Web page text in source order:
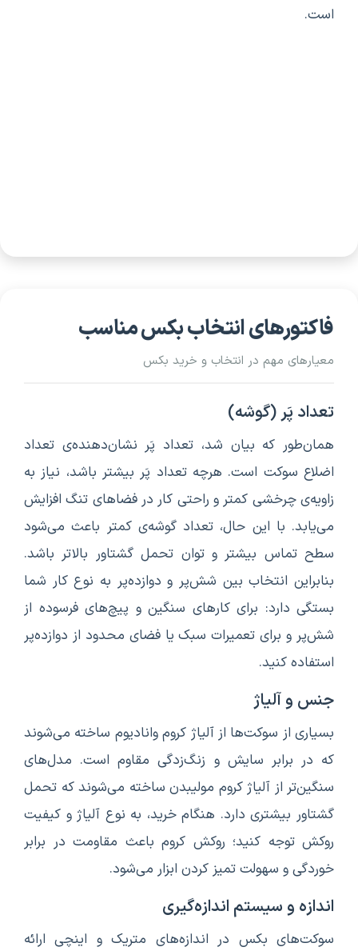
است.
فاکتورهای انتخاب بکس مناسب
معیارهای مهم در انتخاب و خرید بکس
تعداد پَر (گوشه)
همان‌طور که بیان شد، تعداد پَر نشان‌دهنده‌ی تعداد
اضلاع سوکت است. هرچه تعداد پَر بیشتر باشد، نیاز به
زاویه‌ی چرخشی کمتر و راحتی کار در فضاهای تنگ افزایش
می‌یابد. با این حال، تعداد گوشه‌ی کمتر باعث می‌شود
سطح تماس بیشتر و توان تحمل گشتاور بالاتر باشد.
بنابراین انتخاب بین شش‌پر و دوازده‌پر به نوع کار شما
بستگی دارد: برای کارهای سنگین و پیچ‌های فرسوده از
شش‌پر و برای تعمیرات سبک یا فضای محدود از دوازده‌پر
استفاده کنید.
جنس و آلیاژ
بسیاری از سوکت‌ها از آلیاژ کروم وانادیوم ساخته می‌شوند
که در برابر سایش و زنگ‌زدگی مقاوم است. مدل‌های
سنگین‌تر از آلیاژ کروم مولیبدن ساخته می‌شوند که تحمل
گشتاور بیشتری دارد. هنگام خرید، به نوع آلیاژ و کیفیت
روکش توجه کنید؛ روکش کروم باعث مقاومت در برابر
خوردگی و سهولت تمیز کردن ابزار می‌شود.
اندازه و سیستم اندازه‌گیری
سوکت‌های بکس در اندازه‌های متریک و اینچی ارائه